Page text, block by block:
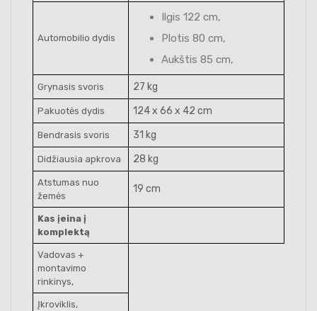
Automobilio dydis
Ilgis 122 cm,
Plotis 80 cm,
Aukštis 85 cm,
Grynasis svoris 27 kg
Pakuotės dydis 124 x 66 x 42 cm
Bendrasis svoris 31 kg
Didžiausia apkrova 28 kg
Atstumas nuo
žemės
19 cm
Kas įeina į
komplektą
Vadovas +
montavimo
rinkinys,
Įkroviklis,